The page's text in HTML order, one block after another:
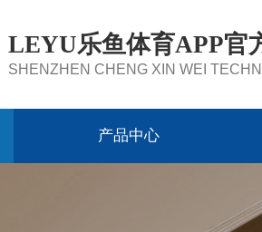
LEYU乐鱼体育APP官
SHENZHEN CHENG XIN WEI
产品中心